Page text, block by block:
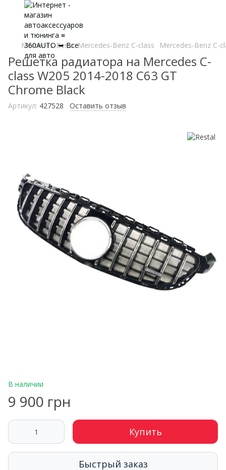
Mercedes-Benz Mercedes-Benz C-class Mercedes-Benz C-
Решетка радиатора на Mercedes C-
class W205 2014-2018 C63 GT
Chrome Black
Артикул: 427528 Оставить отзыв
В наличии
9 900 грн
Купить
Быстрый заказ